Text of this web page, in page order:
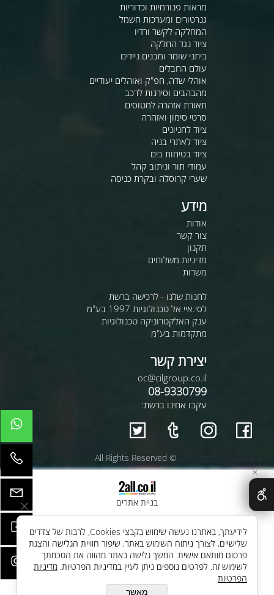
מראות פנורמיות וכדוריות
גנרטורים ומערכות חשמל
המחלקה לקשר ורדיו
ציוד נגד החלקה
ביתני שומר ומבנים ניידים
עולם החבלים
אוהלי שדה, חפ"ק ואוהלים יעודיים
מהבהבים וסירנות לרכב
תאורת אזהרה למטוסים
סרטי סימון ואזהרה
ציוד לחניונים
ציוד לאתרי בניה
ציוד בטיחות בים
עמודי תור וניתוב קהל
שערי קרוסלה ובקרת כניסה
מידע
אודות
צור קשר
תקנון
מדיניות משלוחים
משרות
לחנות שלנו - לרכישה ברשת
לסי.איי.אל טכנולוגיות 1997 בע"מ
ענק האלקטרוניקה טכנולוגיות
מתקדמות בע"מ
יצירת קשר
oc@cilgroup.co.il
08-9330799
עקבו אחינו ברשת:
© All Rights Reserved
בניית אתרים
✕
לידיעתך, באתרנו נעשה שימוש בקבצי Cookies, לרבות של צדדים
שלישיים, לצורך ניתוח השימוש באתר, שיפור חוויית הגלישה והצגת
פרסום מותאם אישית. המשך גלישה באתר מהווה את הסכמתך
לשימוש זה. לפרטים נוספים ניתן לעיין במדיניות הפרטיות. מדיניות
הפרטיות
מאשר